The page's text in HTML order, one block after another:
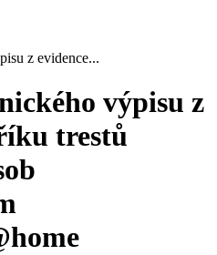
z evidence...
výpisu z
trestů